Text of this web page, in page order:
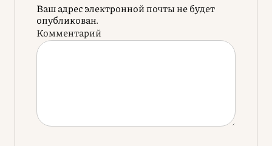
Ваш адрес электронной почты не будет
опубликован.
Комментарий